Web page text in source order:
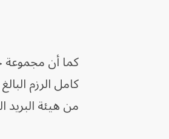
كما أن
من هيئة